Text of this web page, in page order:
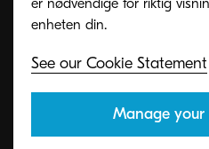
See our Cookie Statement
Manage your